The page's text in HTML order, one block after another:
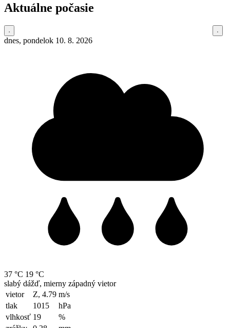
Aktuálne počasie
dnes, pondelok 10. 8. 2026
37 °C 19 °C
slabý dážď, mierny západný vietor
vietor
Z, 4.79 m/s
tlak
1015
hPa
vlhkosť 19
%